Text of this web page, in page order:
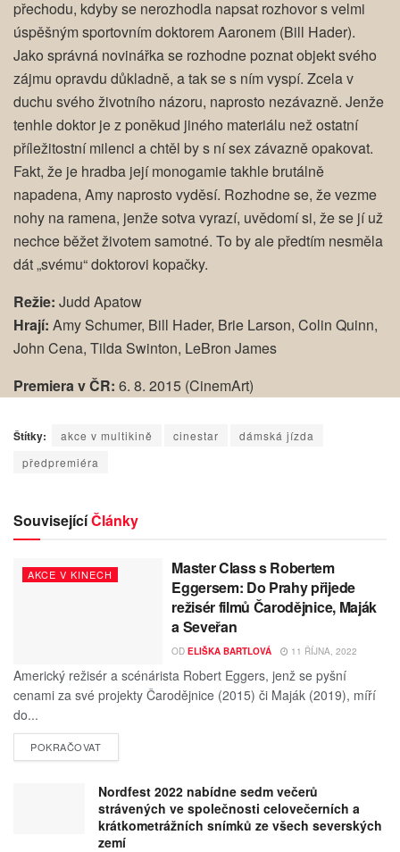
přechodu, kdyby se nerozhodla napsat rozhovor s velmi
úspěšným sportovním doktorem Aaronem (Bill Hader).
Jako správná novinářka se rozhodne poznat objekt svého
zájmu opravdu důkladně, a tak se s ním vyspí. Zcela v
duchu svého životního názoru, naprosto nezávazně. Jenže
tenhle doktor je z poněkud jiného materiálu než ostatní
příležitostní milenci a chtěl by s ní sex závazně opakovat.
Fakt, že je hradba její monogamie takhle brutálně
napadena, Amy naprosto vyděsí. Rozhodne se, že vezme
nohy na ramena, jenže sotva vyrazí, uvědomí si, že se jí už
nechce běžet životem samotné. To by ale předtím nesměla
dát „svému“ doktorovi kopačky.
Režie: Judd Apatow
Hrají: Amy Schumer, Bill Hader, Brie Larson, Colin Quinn,
John Cena, Tilda Swinton, LeBron James
Premiera v ČR: 6. 8. 2015 (CinemArt)
Štítky: akce v multikině cinestar
dámská jízda
předpremiéra
SouvisejícíČlánky
AKCE V KINECH
Master Class s Robertem
Eggersem: Do Prahy přijede
režisér filmů Čarodějnice, Maják
a Seveřan
OD ELIŠKA BARTLOVÁ 11 ŘÍJNA, 2022
Americký režisér a scénárista Robert Eggers, jenž se pyšní
cenami za své projekty Čarodějnice (2015) či Maják (2019), míří
do...
POKRAČOVAT
Nordfest 2022 nabídne sedm večerů
strávených ve společnosti celovečerních a
krátkometrážních snímků ze všech severských
zemí